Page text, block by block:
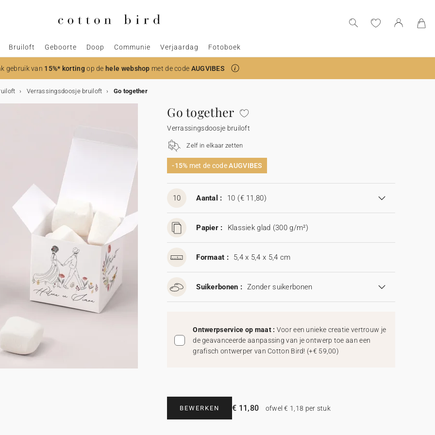
Bruiloft Geboorte Doop Communie Verjaardag Fotoboek
gebruik van 15%* kortingop dehele webshop met de code AUGVIBES
Verrassingsdoosje bruiloft Go together
Go together
Verrassingsdoosje bruiloft
Zelf in elkaar zetten
-15% met de codeAUGVIBES
10 Aantal : 10 (€ 11,80)
Papier : Klassiek glad (300 g/m²)
Formaat : 5,4 x 5,4 x 5,4 cm
Suikerbonen : Zonder suikerbonen
Ontwerpservice op maat : Voor een unieke creatie vertrouw je
de geavanceerde aanpassing van je ontwerp toe aan een
grafisch ontwerper van Cotton Bird! (+€ 59,00)
BEWERKEN € 11,80 ofwel € 1,18 per stuk